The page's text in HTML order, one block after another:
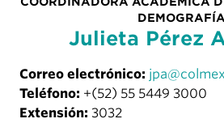
DEMOGRAFÍA
Julieta Pérez
Correo electrónico:
Teléfono: +(52) 55 5449 3000
Extensión: 3032